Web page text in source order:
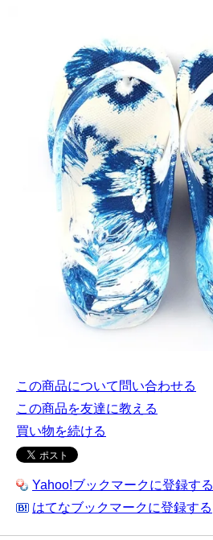
この商品について問い合わせる
この商品を友達に教える
買い物を続ける
Yahoo!ブックマークに登録する
はてなブックマークに登録する